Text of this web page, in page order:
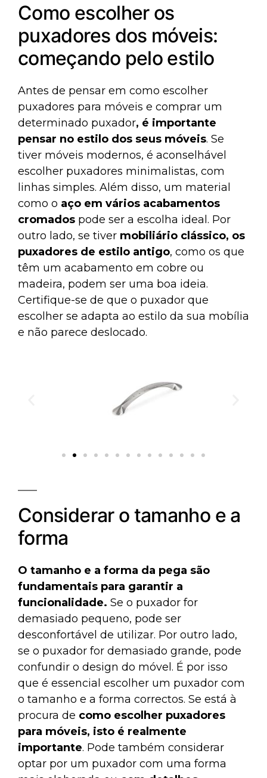
Como escolher os
puxadores dos móveis:
começando pelo estilo
Antes de pensar em como escolher
puxadores para móveis e comprar um
determinado puxador, é importante
pensar no estilo dos seus móveis. Se
tiver móveis modernos, é aconselhável
escolher puxadores minimalistas, com
linhas simples. Além disso, um material
como o aço em vários acabamentos
cromados pode ser a escolha ideal. Por
outro lado, se tiver mobiliário clássico, os
puxadores de estilo antigo, como os que
têm um acabamento em cobre ou
madeira, podem ser uma boa ideia.
Certifique-se de que o puxador que
escolher se adapta ao estilo da sua mobília
e não parece deslocado.
Considerar o tamanho e a
forma
O tamanho e a forma da pega são
fundamentais para garantir a
funcionalidade. Se o puxador for
demasiado pequeno, pode ser
desconfortável de utilizar. Por outro lado,
se o puxador for demasiado grande, pode
confundir o design do móvel. É por isso
que é essencial escolher um puxador com
o tamanho e a forma correctos. Se está à
procura de como escolher puxadores
para móveis, isto é realmente
importante. Pode também considerar
optar por um puxador com uma forma